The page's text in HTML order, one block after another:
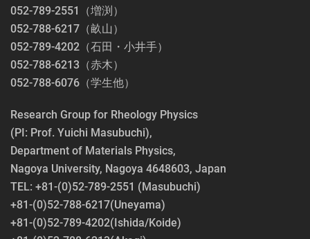
052-789-2551（増渕）
052-788-6217（畝山）
052-789-4202（石田・小井手）
052-788-6213（赤木）
052-788-6076（学生他）
Research Group for Rheology Physics
(PI: Prof. Yuichi Masubuchi),
Department of Materials Physics,
Nagoya University, Nagoya 4648603, Japan
TEL: +81-(0)52-789-2551 (Masubuchi)
+81-(0)52-788-6217(Uneyama)
+81-(0)52-789-4202(Ishida/Koide)